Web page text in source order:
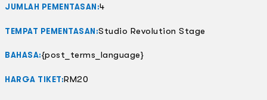
JUMLAH PEMENTASAN:4
TEMPAT PEMENTASAN:Studio Revolution Stage
BAHASA:{post_terms_language}
HARGA TIKET:RM20